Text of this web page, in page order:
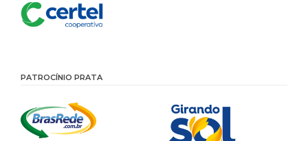
PATROCÍNIO PRATA